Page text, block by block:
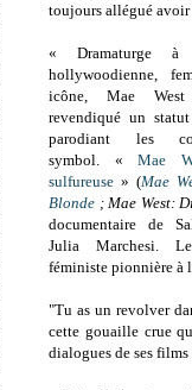
toujours allégué avoir
« Dramaturge à
hollywoodienne,
icône, Mae
revendiqué un
parodiant les
symbol. «Mae
sulfureuse » (Mae
Blonde ;Mae West:
documentaire de
Julia Marchesi.
féministe pionnière à
"Tu as un revolver
cette gouaille crue
dialogues de ses